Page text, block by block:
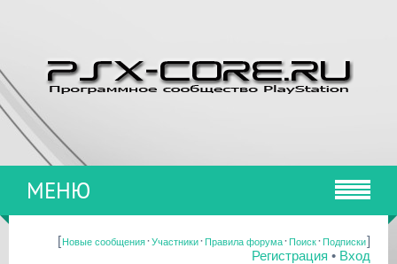
МЕНЮ
[Новые сообщения·Участники·Правила форума·Поиск·Подписки]
Регистрация • Вход